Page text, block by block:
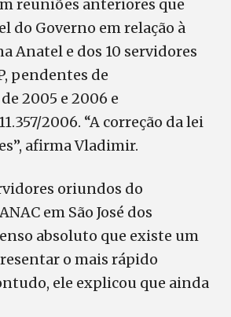
reuniões anteriores que
do Governo em relação à
Anatel e dos 10 servidores
pendentes de
2005 e 2006 e
2006. “A correção da lei
afirma Vladimir.
oriundos do
em São José dos
absoluto que existe um
o mais rápido
ele explicou que ainda